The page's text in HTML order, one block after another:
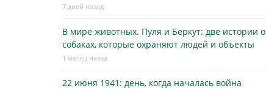
7 дней назад
В мире животных. Пуля и Беркут: две истории о
собаках, которые охраняют людей и объекты
1 месяц назад
22 июня 1941: день, когда началась война